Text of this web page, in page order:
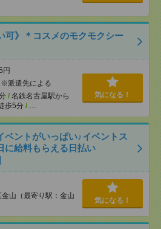
可》＊コスメのモクモクシー
円
派遣先による
/ 名鉄名古屋駅から
歩5分 / …
気になる！
ベントがいっぱい♪イベントス
給料もらえる日払い
山（最寄り駅：金山
気になる！